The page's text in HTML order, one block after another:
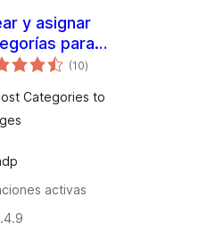
y asignar
para
(10valoraciones
en
)
Categories to
activas